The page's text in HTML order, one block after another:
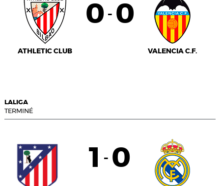
ATHLETIC CLUB
0 - 0
VALENCIA C.F.
LALIGA
TERMINÉ
1 - 0